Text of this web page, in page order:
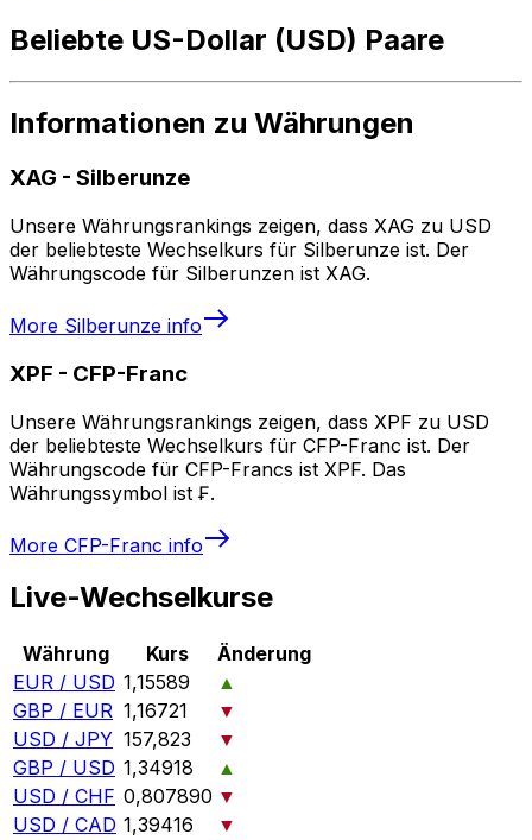
Beliebte US-Dollar (USD) Paare
Informationen zu Währungen
XAG - Silberunze
Unsere Währungsrankings zeigen, dass XAG zu USD
der beliebteste Wechselkurs für Silberunze ist. Der
Währungscode für Silberunzen ist XAG.
More Silberunze info
XPF - CFP-Franc
Unsere Währungsrankings zeigen, dass XPF zu USD
der beliebteste Wechselkurs für CFP-Franc ist. Der
Währungscode für CFP-Francs ist XPF. Das
Währungssymbol ist ₣.
More CFP-Franc info
Live-Wechselkurse
Währung Kurs
Änderung
EUR / USD 1,15589
▲
GBP / EUR 1,16721
▼
USD / JPY 157,823
▼
GBP / USD 1,34918
▲
USD / CHF 0,807890 ▼
USD / CAD 1,39416
▼